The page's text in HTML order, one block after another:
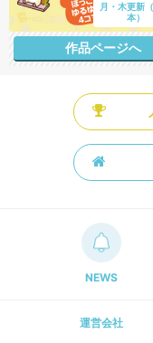
月・木更新
本）
作品ページへ
NEWS
運営会社